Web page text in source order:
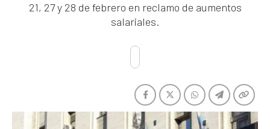
21, 27 y 28 de febrero en reclamo de aumentos
salariales.